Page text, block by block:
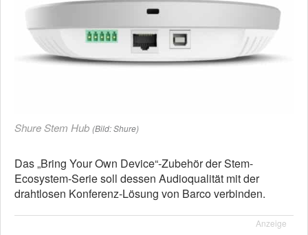
Shure Stem Hub (Bild: Shure)
Das „Bring Your Own Device“-Zubehör der Stem-
Ecosystem-Serie soll dessen Audioqualität mit der
drahtlosen Konferenz-Lösung von Barco verbinden.
Anzeige